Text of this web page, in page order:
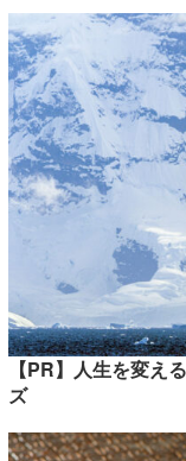
【PR】人生を変え
ズ